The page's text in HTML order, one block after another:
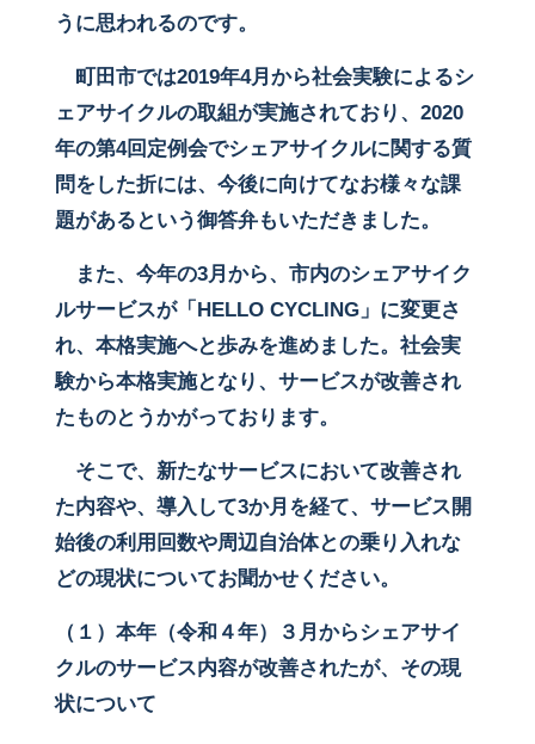
うに思われるのです。
町田市では2019年4月から社会実験によるシ
ェアサイクルの取組が実施されており、2020
年の第4回定例会でシェアサイクルに関する質
問をした折には、今後に向けてなお様々な課
題があるという御答弁もいただきました。
また、今年の3月から、市内のシェアサイク
ルサービスが「HELLO CYCLING」に変更さ
れ、本格実施へと歩みを進めました。社会実
験から本格実施となり、サービスが改善され
たものとうかがっております。
そこで、新たなサービスにおいて改善され
た内容や、導入して3か月を経て、サービス開
始後の利用回数や周辺自治体との乗り入れな
どの現状についてお聞かせください。
（１）本年（令和４年）３月からシェアサイ
クルのサービス内容が改善されたが、その現
状について